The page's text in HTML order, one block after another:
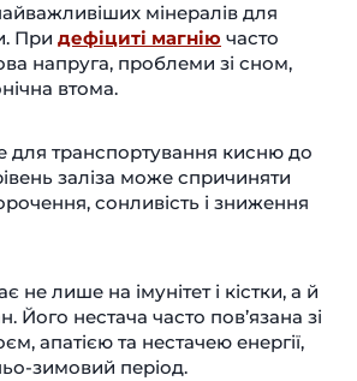
мінералів для
При дефіциті магнію часто
напруга, проблеми зі сном,
втома.
для транспортування кисню до
заліза може спричиняти
сонливість і зниження
не лише на імунітет і кістки, а й
Його нестача часто пов’язана зі
апатією та нестачею енергії,
зимовий період.